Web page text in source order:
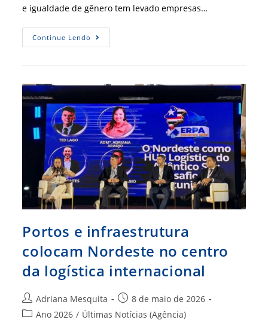
e igualdade de gênero tem levado empresas…
Continue Lendo Combate
Ao
Contra
Mulher
No
Trabalho
Ganha
Reforço
Com
Cartilha
Portos e infraestrutura
colocam Nordeste no centro
da logística internacional
Autor
do
Adriana Mesquita
Post
publicado:
8 de maio de 2026
Categoria
Ano 2026 / Últimas Notícias (Agência)